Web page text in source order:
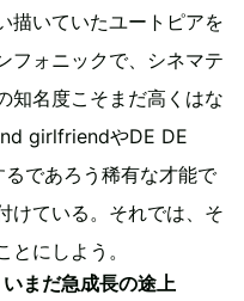
描いていたユートピアを
フォニックで、シネマテ
知名度こそまだ高くはな
girlfriendやDE DE
であろう稀有な才能で
けている。それでは、そ
にしよう。
まだ急成長の途上